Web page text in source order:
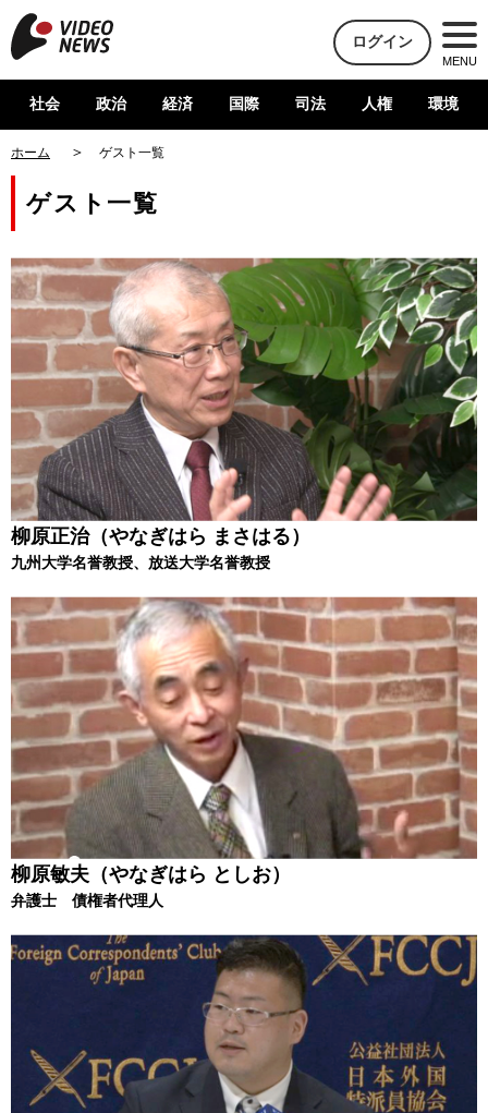
ログイン
MENU
社会 政治 経済 国際 司法 人権 環境
ホーム ゲスト一覧
ゲスト一覧
柳原正治（やなぎはら まさはる）
九州大学名誉教授、放送大学名誉教授
柳原敏夫（やなぎはら としお）
弁護士 債権者代理人